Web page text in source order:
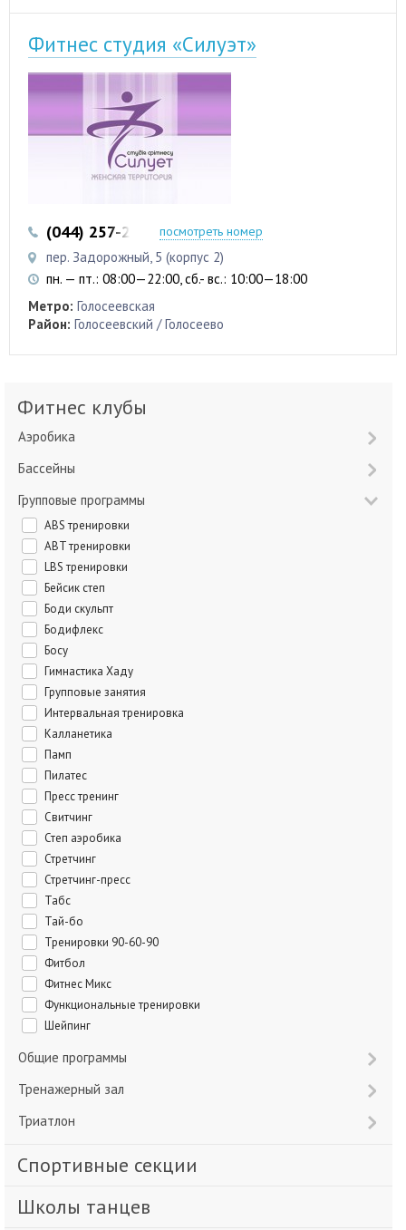
Фитнес студия «Силуэт»
(044) 257-20-80 (095) 554-44-44
посмотреть номер
пер. Задорожный, 5 (корпус 2)
пн. — пт.: 08:00—22:00, сб.- вс.: 10:00—18:00
Метро: Голосеевская
Район: Голосеевский / Голосеево
Фитнес клубы
Аэробика
Бассейны
Групповые программы
ABS тренировки
ABT тренировки
LBS тренировки
Бейсик степ
Боди скульпт
Бодифлекс
Босу
Гимнастика Хаду
Групповые занятия
Интервальная тренировка
Калланетика
Памп
Пилатес
Пресс тренинг
Свитчинг
Степ аэробика
Стретчинг
Стретчинг-пресс
Табс
Тай-бо
Тренировки 90-60-90
Фитбол
Фитнес Микс
Функциональные тренировки
Шейпинг
Общие программы
Тренажерный зал
Триатлон
Спортивные секции
Школы танцев